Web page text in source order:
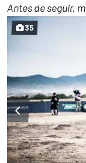
Antes de seguir,
35